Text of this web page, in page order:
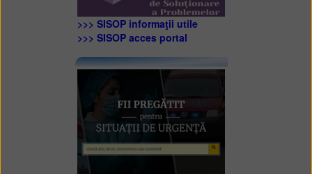
>>> SISOP informaţii utile
>>> SISOP acces portal